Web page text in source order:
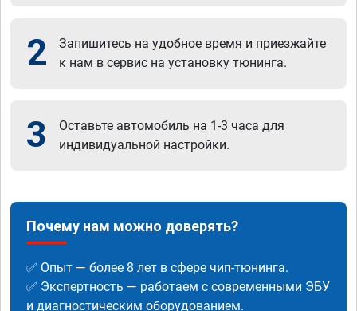
2
Запишитесь на удобное время и приезжайте
к нам в сервис на установку тюнинга.
3
Оставьте автомобиль на 1-3 часа для
индивидуальной настройки.
Почему нам можно доверять?
✅ Опыт — более 8 лет в сфере чип-тюнинга.
✅ Экспертность — работаем с современными ЭБУ
и диагностическим оборудованием.